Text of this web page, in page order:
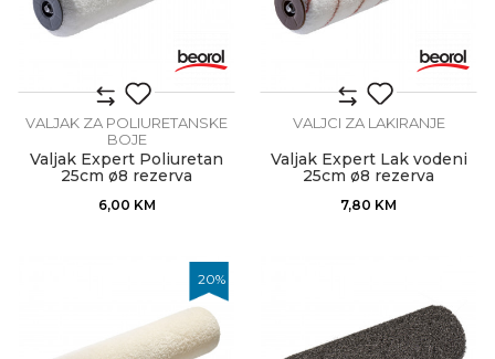
VALJAK ZA POLIURETANSKE
BOJE
Valjak Expert Poliuretan
25cm ø8 rezerva
6,00 KM
VALJCI ZA LAKIRANJE
Valjak Expert Lak vodeni
25cm ø8 rezerva
7,80 KM
20%